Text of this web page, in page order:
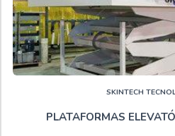
Uberlândia altamente
Industriais. Uma empresa com
de plataforma para trabalho em
plataforma articulada 15
desenvolvimento no que gera
Não obstante, quando falamos
SKINTECH
PLATAFORMAS